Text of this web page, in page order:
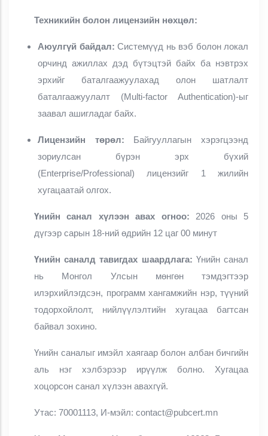
Техникийн болон лицензийн нөхцөл:
Аюулгүй байдал: Системүүд нь вэб болон локал
орчинд ажиллах дэд бүтэцтэй байх ба нэвтрэх
эрхийг баталгаажуулахад олон шатлалт
баталгаажуулалт (Multi-factor Authentication)-ыг
заавал ашигладаг байх.
Лицензийн төрөл: Байгууллагын хэрэгцээнд
зориулсан бүрэн эрх бүхий
(Enterprise/Professional) лицензийг 1 жилийн
хугацаатай олгох.
Үнийн санал хүлээн авах огноо: 2026 оны 5
дүгээр сарын 18-ний өдрийн 12 цаг 00 минут
Үнийн саналд тавигдах шаардлага: Үнийн санал
нь Монгол Улсын мөнгөн тэмдэгтээр
илэрхийлэгдсэн, программ хангамжийн нэр, түүний
тодорхойлолт, нийлүүлэлтийн хугацаа багтсан
байвал зохино.
Үнийн саналыг имэйл хаягаар болон албан бичгийн
аль нэг хэлбэрээр ирүүлж болно. Хугацаа
хоцорсон санал хүлээн авахгүй.
Утас: 70001113, И-мэйл: contact@pubcert.mn